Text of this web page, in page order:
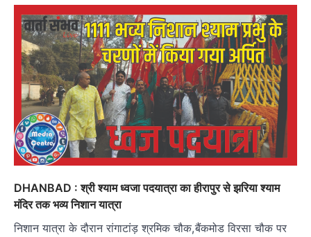
DHANBAD : श्री श्याम ध्वजा पदयात्रा का हीरापुर से झरिया श्याम
मंदिर तक भव्य निशान यात्रा
निशान यात्रा के दौरान रांगाटांड़ श्रमिक चौक,बैंकमोड विरसा चौक पर